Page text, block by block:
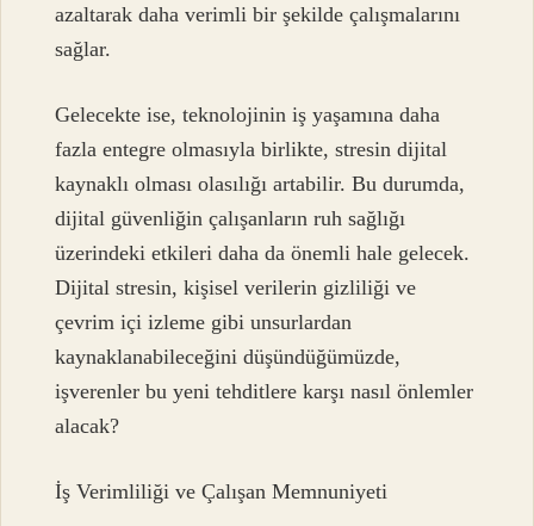
azaltarak daha verimli bir şekilde çalışmalarını
sağlar.
Gelecekte ise, teknolojinin iş yaşamına daha
fazla entegre olmasıyla birlikte, stresin dijital
kaynaklı olması olasılığı artabilir. Bu durumda,
dijital güvenliğin çalışanların ruh sağlığı
üzerindeki etkileri daha da önemli hale gelecek.
Dijital stresin, kişisel verilerin gizliliği ve
çevrim içi izleme gibi unsurlardan
kaynaklanabileceğini düşündüğümüzde,
işverenler bu yeni tehditlere karşı nasıl önlemler
alacak?
İş Verimliliği ve Çalışan Memnuniyeti